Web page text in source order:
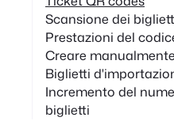
Scansione dei
Prestazioni del
Creare
Biglietti
Incremento del
biglietti